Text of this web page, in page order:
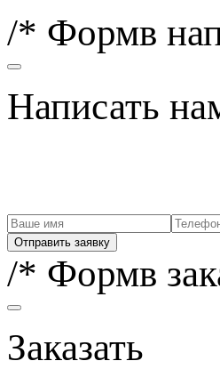
/* Формв
Написать
Отправить заявку
/* Формв
Заказать